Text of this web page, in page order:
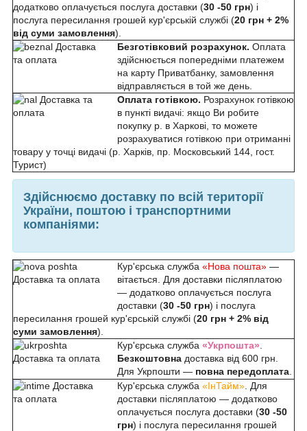
додатково оплачується послуга доставки (30 -50 грн) і
послуга пересилання грошей кур'єрській службі (20 грн + 2%
від суми замовлення).
Безготівковий розрахунок. Оплата
здійснюється попередніми платежем
на карту Приватбанку, замовлення
відправляється в той же день.
Оплата готівкою. Розрахунок готівкою
в пункті видачі: якщо Ви робите
покупку р. в Харкові, то можете
розрахуватися готівкою при отриманні
товару у точці видачі (р. Харків, пр. Московський 144, гост.
Турист)
Здійснюємо доставку по всій території
України, поштою і транспортними
компаніями:
Кур'єрська служба «Нова пошта» —
вітається. Для доставки післяплатою
— додатково оплачується послуга
доставки (30 -50 грн) і послуга
пересилання грошей кур'єрській службі (20 грн + 2% від
суми замовлення).
Кур'єрська служба «Укрпошта»
Безкоштовна доставка від 600 грн.
Для Укрпошти — повна передоплата
Кур'єрська служба «ІнТайм» . Для
доставки післяплатою — додатково
оплачується послуга доставки (30 -50
грн) і послуга пересилання грошей